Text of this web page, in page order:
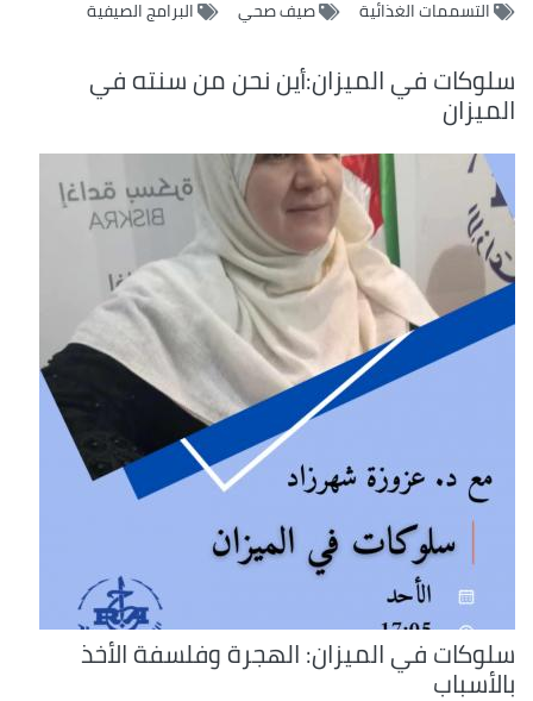
التسممات الغذائية صيف صحي البرامج الصيفية
سلوكات في الميزان:أين نحن من سنته في
الميزان
سلوكات في الميزان: الهجرة وفلسفة الأخذ
بالأسباب